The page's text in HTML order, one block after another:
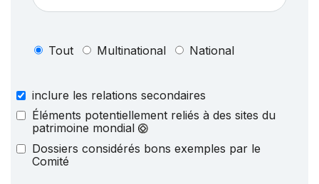
Tout Multinational National
inclure les relations secondaires
Éléments potentiellement reliés à des sites du
patrimoine mondial
Dossiers considérés bons exemples par le
Comité